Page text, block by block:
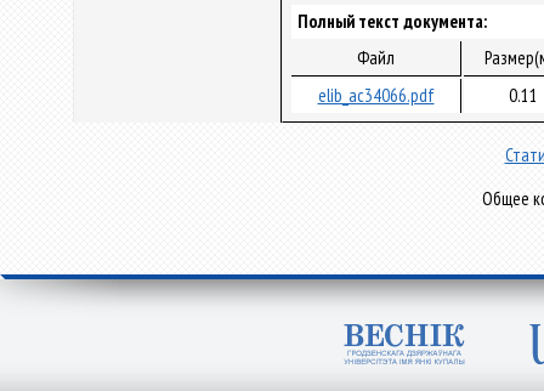
Полный текст документа:
Файл
elib_ac34066.pdf
0.11
Общее